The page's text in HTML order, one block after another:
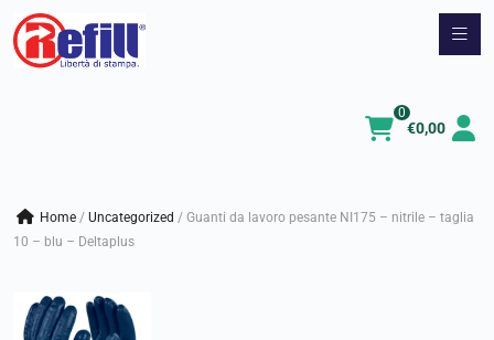
Vai
€0,00
0
Home / uncategorized / Guanti da lavoro pesante NI175 – nitrile – taglia
10 – blu – Deltaplus